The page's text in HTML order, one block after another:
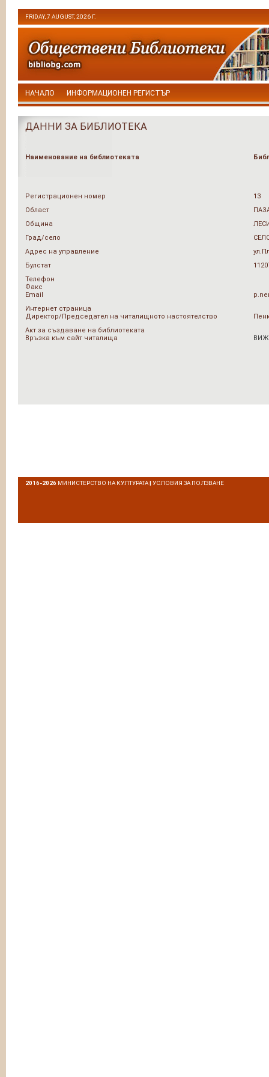
FRIDAY, 7 AUGUST, 2026 Г.
НАЧАЛО ИНФОРМАЦИОНЕН РЕГИСТЪР
ДАННИ ЗА БИБЛИОТЕКА
Наименование на библиотеката
Регистрационен номер
13
Област
Община
Град/село
Адрес на управление
Булстат
Телефон
Факс
Email
Интернет страница
Директор/Председател на читалищното настоятелство
Акт за създаване на библиотеката
Връзка към сайт читалища
ВИЖ
2016-2026 МИНИСТЕРСТВО НА КУЛТУРАТА|УСЛОВИЯ ЗА ПОЛЗВАНЕ